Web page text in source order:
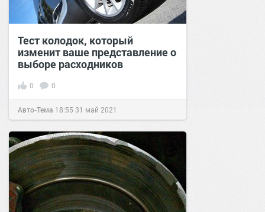
Тест колодок, который
изменит ваше представление о
выборе расходников
0 0
Авто-Тема 18:55 31 май 2021